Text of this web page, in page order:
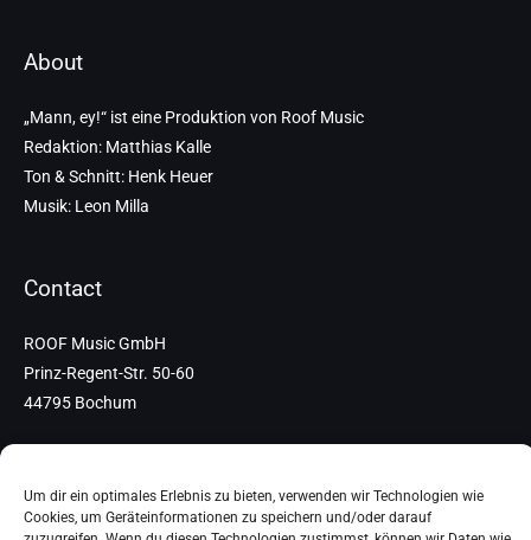
Um dir ein optimales Erlebnis zu bieten, verwenden wir Technologien wie
Cookies, um Geräteinformationen zu speichern und/oder darauf
About
„Mann, ey!“ ist eine Produktion von Roof Music
Redaktion: Matthias Kalle
Ton & Schnitt: Henk Heuer
Musik: Leon Milla
Contact
ROOF Music GmbH
Prinz-Regent-Str. 50-60
44795 Bochum
kontakt@manney.de